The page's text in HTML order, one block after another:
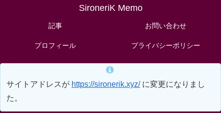
SironeriK Memo
記事 お問い合わせ
プロフィール プライバシーポリシー
サイトアドレスが https://sironerik.xyz/に変更になりまし
た。